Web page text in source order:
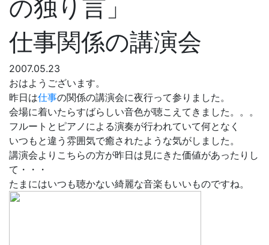
の独り言」
仕事関係の講演会
2007.05.23
おはようございます。
昨日は仕事の関係の講演会に夜行って参りました。
会場に着いたらすばらしい音色が聴こえてきました。。。
フルートとピアノによる演奏が行われていて何となく
いつもと違う雰囲気で癒されたような気がしました。
講演会よりこちらの方が昨日は見にきた価値があったりし
て・・・
たまにはいつも聴かない綺麗な音楽もいいものですね。